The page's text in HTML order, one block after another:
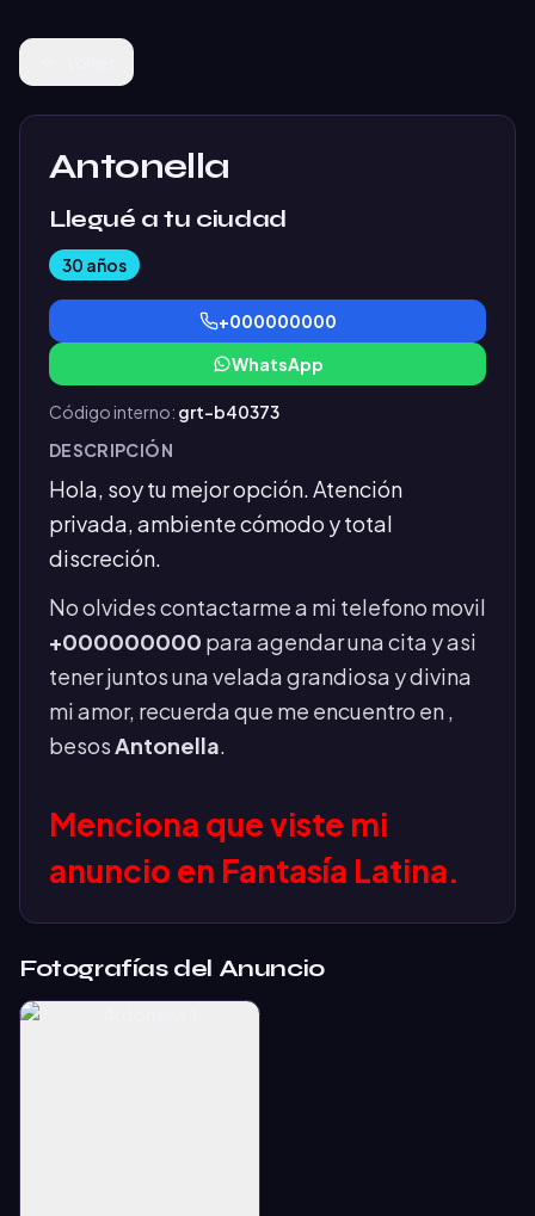
Antonella
Llegué a tu ciudad
30 años
+000000000
WhatsApp
Código interno: grt-b40373
DESCRIPCIÓN
Hola, soy tu mejor opción. Atención
privada, ambiente cómodo y total
discreción.
No olvides contactarme a mi telefono movil
+000000000 para agendar una cita y asi
tener juntos una velada grandiosa y divina
mi amor, recuerda que me encuentro en,
besosAntonella.
Menciona que viste mi
anuncio en Fantasía Latina.
Fotografías del Anuncio